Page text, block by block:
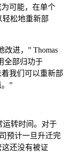
为可能，在单个
轻松地重新部
进，” Thomas
全部归功于
着我们可以重新部
”
转时间。对于
司预计一旦升迁完
这还没有被证